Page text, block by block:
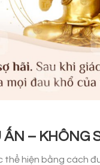
– KHÔNG
thể hiện bằng cách